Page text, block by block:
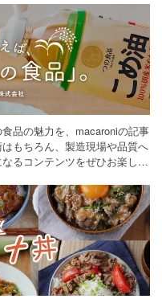
品の魅力を、macaroniの記事
もちろん、製造現場や品質へ
るコンテンツをぜひお楽しみ